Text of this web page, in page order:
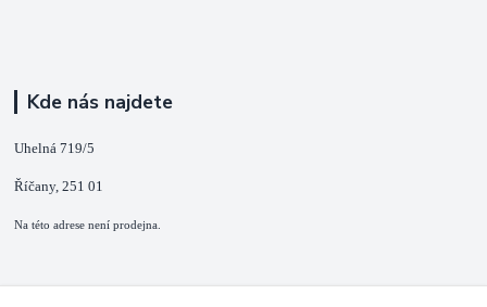
Kde nás najdete
Uhelná 719/5
Říčany, 251 01
Na této adrese není prodejna.